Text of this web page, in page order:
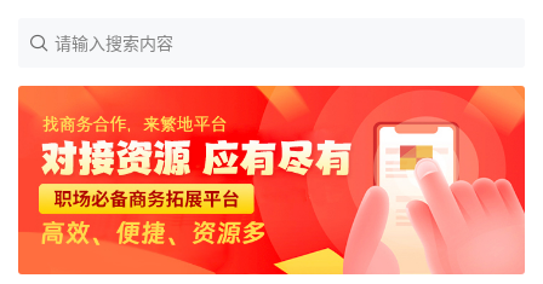
请输入搜索内容